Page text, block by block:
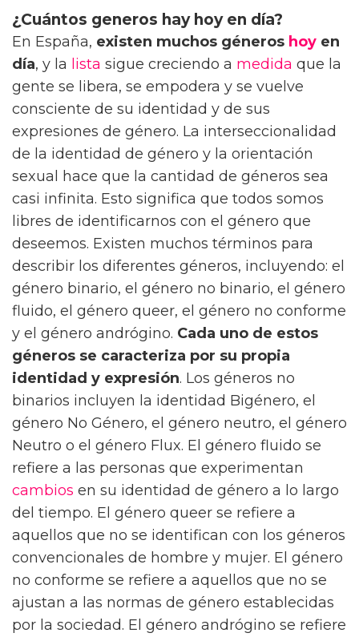
¿Cuántos generos hay hoy en día?
En España, existen muchos géneros hoy en
día, y la lista sigue creciendo a medida que la
gente se libera, se empodera y se vuelve
consciente de su identidad y de sus
expresiones de género. La interseccionalidad
de la identidad de género y la orientación
sexual hace que la cantidad de géneros sea
casi infinita. Esto significa que todos somos
libres de identificarnos con el género que
deseemos. Existen muchos términos para
describir los diferentes géneros, incluyendo: el
género binario, el género no binario, el género
fluido, el género queer, el género no conforme
y el género andrógino. Cada uno de estos
géneros se caracteriza por su propia
identidad y expresión. Los géneros no
binarios incluyen la identidad Bigénero, el
género No Género, el género neutro, el género
Neutro o el género Flux. El género fluido se
refiere a las personas que experimentan
cambios en su identidad de género a lo largo
del tiempo. El género queer se refiere a
aquellos que no se identifican con los géneros
convencionales de hombre y mujer. El género
no conforme se refiere a aquellos que no se
ajustan a las normas de género establecidas
por la sociedad. El género andrógino se refiere